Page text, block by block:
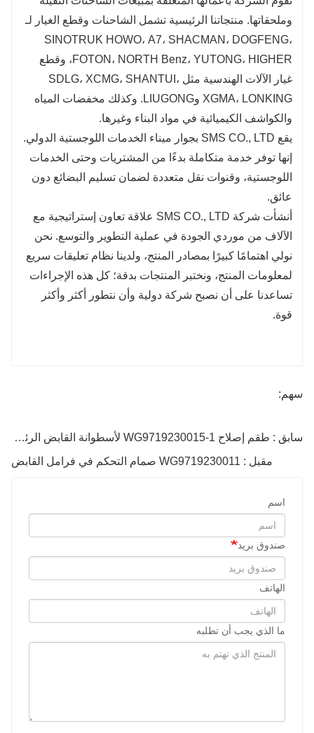
وملحقاتها. منتجاتنا الرئيسية تشمل الشاحنات وقطع الغيار لـ
SINOTRUK HOWO، A7، SHACMAN، DOGFENG،
FOTON، NORTH Benz، YUTONG، HIGHER، وقطع
غيار الآلات الهندسية مثل SDLG، XCMG، SHANTUI،
XGMA، LONKING وLIUGONG. وكذلك مخفضات المياه
والكواشف الكيميائية في مواد البناء وغيرها.
يقع SMS CO., LTD بجوار ميناء الخدمات اللوجستية الدولي.
إنها توفر خدمة متكاملة بدءًا من المشتريات وحتى الخدمات
اللوجستية، وقنوات نقل متعددة لضمان تسليم البضائع دون
عائق.
أنشأت شركة SMS CO., LTD علاقة تعاون إستراتيجية مع
الآلاف من موردي الجودة في عملية التطوير والتوسع. نحن
نولي اهتمامًا كبيرًا بمصادر المنتج، ولدينا نظام تعليقات سريع
لمعلومات المنتج، ونختبر المنتجات بدقة؛ كل هذه الإجراءات
تساعدنا على أن نصبح شركة دولية وأن نتطور أكثر وأكثر
قوة.
سهم:
سابق : طقم إصلاح WG9719230015-1 لأسطوانة القابض الرئيسية
مقبل : WG9719230011 صمام التحكم في فرامل القابض
اسم
صندوق بريد
الهاتف
ما الذي يجب أن تطلبه